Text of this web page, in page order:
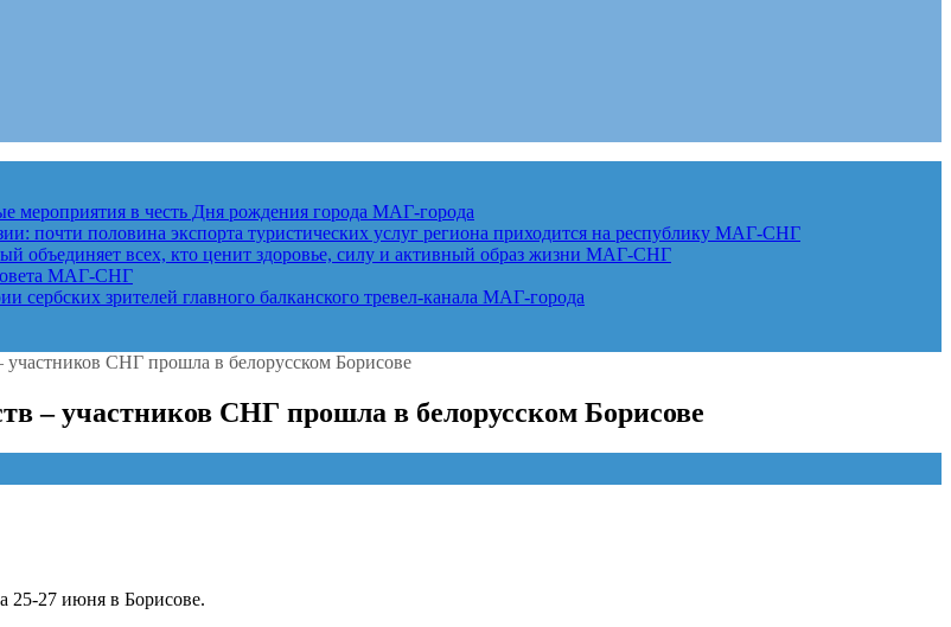
мероприятия в честь Дня рождения города МАГ-города
почти половина экспорта туристических услуг региона приходится на республику МАГ-СНГ
объединяет всех, кто ценит здоровье, силу и активный образ жизни МАГ-СНГ
МАГ-СНГ
зрителей главного балканского тревел-канала МАГ-города
СНГ прошла в белорусском Борисове
– участников СНГ прошла в белорусском Борисове
25-27 июня в Борисове.